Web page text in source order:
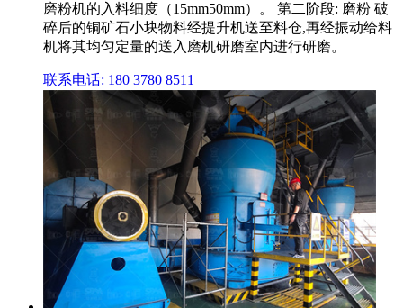
磨粉机的入料细度（15mm50mm）。 第二阶段: 磨粉 破
碎后的铜矿石小块物料经提升机送至料仓,再经振动给料
机将其均匀定量的送入磨机研磨室内进行研磨。
联系电话: 180 3780 8511